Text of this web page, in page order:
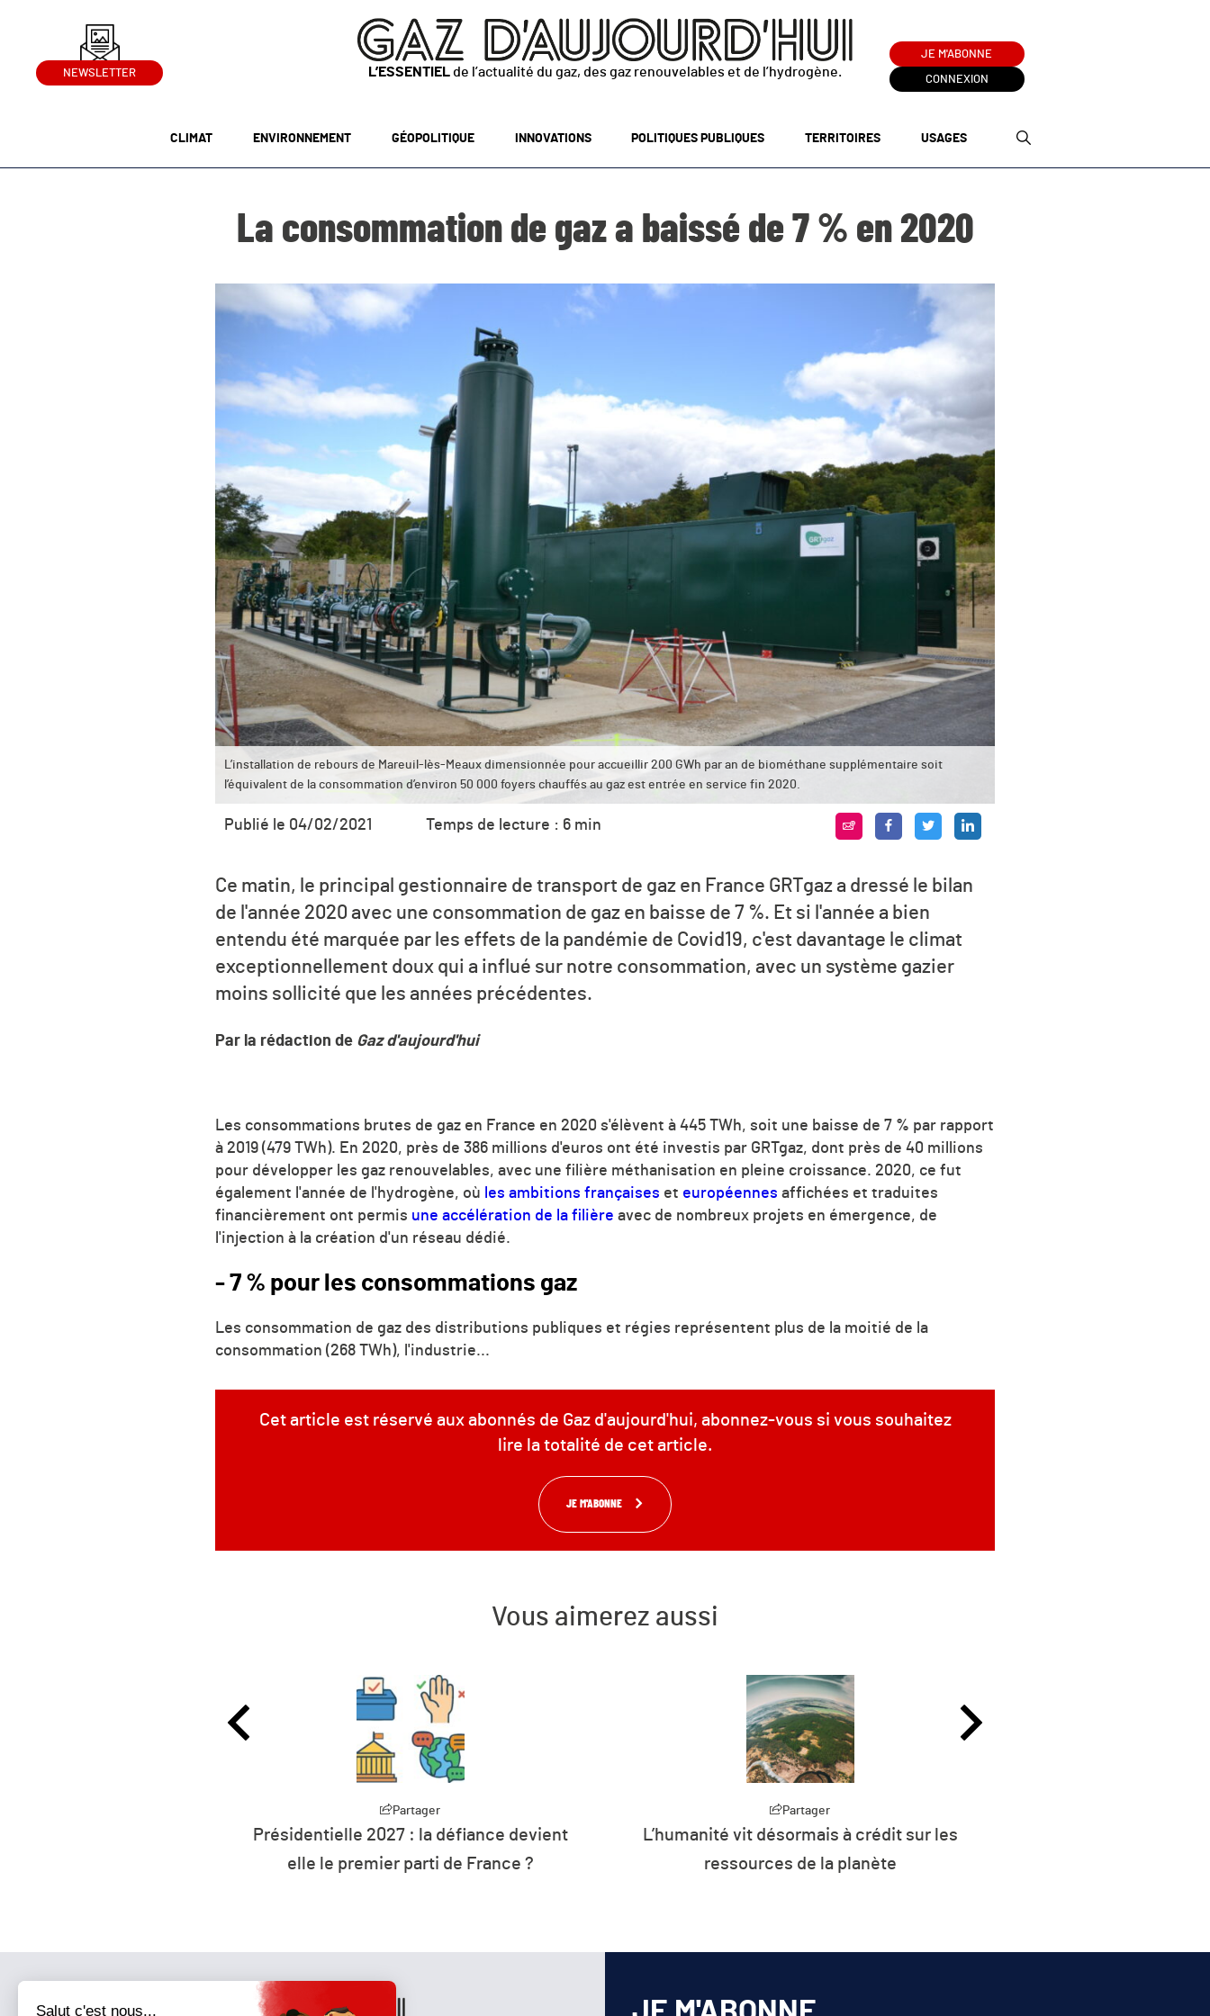
NEWSLETTER L’ESSENTIEL de l’actualité du gaz, des gaz renouvelables et de l’hydrogène.
JE M'ABONNE
CONNEXION
CLIMAT ENVIRONNEMENT GÉOPOLITIQUE INNOVATIONS POLITIQUES PUBLIQUES TERRITOIRES USAGES
La consommation de gaz a baissé de 7 % en 2020
L’installation de rebours de Mareuil-lès-Meaux dimensionnée pour accueillir 200 GWh par an de biométhane supplémentaire soit
l’équivalent de la consommation d’environ 50 000 foyers chauffés au gaz est entrée en service fin 2020.
Publié le 04/02/2021 Temps de lecture : 6 min
Ce matin, le principal gestionnaire de transport de gaz en France GRTgaz a dressé le bilan
de l'année 2020 avec une consommation de gaz en baisse de 7 %. Et si l'année a bien
entendu été marquée par les effets de la pandémie de Covid19, c'est davantage le climat
exceptionnellement doux qui a influé sur notre consommation, avec un système gazier
moins sollicité que les années précédentes.
Par la rédaction de Gaz d'aujourd'hui
Les consommations brutes de gaz en France en 2020 s'élèvent à 445 TWh, soit une baisse de 7 % par rapport
à 2019 (479 TWh). En 2020, près de 386 millions d'euros ont été investis par GRTgaz, dont près de 40 millions
pour développer les gaz renouvelables, avec une filière méthanisation en pleine croissance. 2020, ce fut
également l'année de l'hydrogène, où les ambitions françaises et européennes affichées et traduites
financièrement ont permis une accélération de la filière avec de nombreux projets en émergence, de
l'injection à la création d'un réseau dédié.
- 7 % pour les consommations gaz
Les consommation de gaz des distributions publiques et régies représentent plus de la moitié de la
consommation (268 TWh), l'industrie...
Cet article est réservé aux abonnés de Gaz d'aujourd'hui, abonnez-vous si vous souhaitez
lire la totalité de cet article.
JE M'ABONNE
Vous aimerez aussi
Partager
Présidentielle 2027 : la défiance devient
elle le premier parti de France ?
Partager
L’humanité vit désormais à crédit sur les
ressources de la planète